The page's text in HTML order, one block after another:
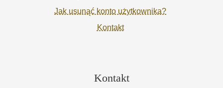
Jak usunąć konto użytkownika?
Kontakt
Kontakt